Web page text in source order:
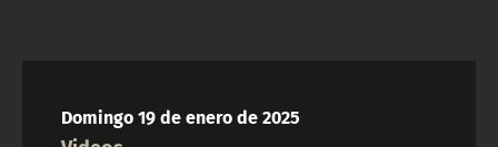
Domingo 19 de enero de 2025